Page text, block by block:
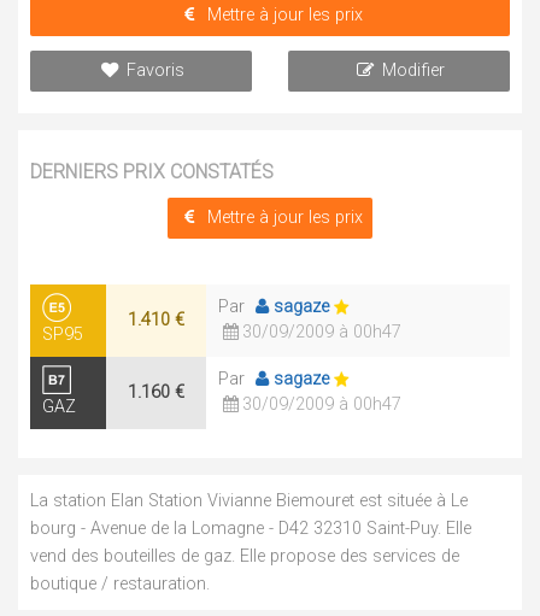
Mettre à jour les prix
Favoris Modifier
DERNIERS PRIX CONSTATÉS
Mettre à jour les prix
SP95
1.410 €
Par
sagaze
30/09/2009 à 00h47
GAZ
1.160 €
Par
sagaze
30/09/2009 à 00h47
La station Elan Station Vivianne Biemouret est située à Le
bourg - Avenue de la Lomagne - D42 32310 Saint-Puy. Elle
vend des bouteilles de gaz. Elle propose des services de
boutique / restauration.